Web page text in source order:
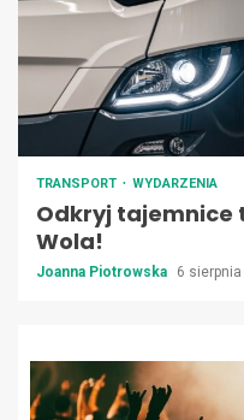
TRANSPORT WYDARZENIA
Odkryj tajemnice
Wola!
Joanna Piotrowska 6